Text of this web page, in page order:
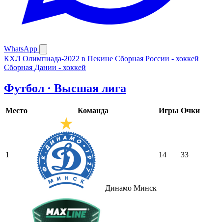
WhatsApp
КХЛ Олимпиада-2022 в Пекине Сборная России - хоккей
Сборная Дании - хоккей
Футбол · Высшая лига
Место Команда Игры Очки
1
Динамо Минск
14 33